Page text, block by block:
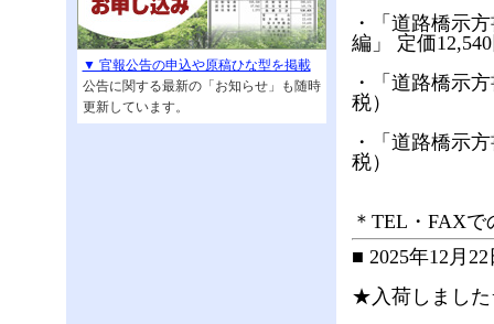
▼ 官報公告の申込や原稿ひな型を掲載
公告に関する最新の「お知らせ」も随時
更新しています。
・「道路橋示
編」 定価
・「道路橋示
税）
・「道路橋示
税）
＊TEL・FAX
■ 2025年12月
★入荷しまし